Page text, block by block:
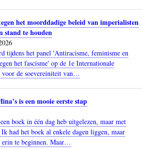
het moorddadige beleid van imperialisten
stand te houden
tijdens het panel 'Antiracisme, feminisme en
het fascisme' op de 1e Internationale
voor de soevereiniteit van…
is een mooie eerste stap
boek in één dag heb uitgelezen, maar met
had het boek al enkele dagen liggen, maar
erin te beginnen. Maar…